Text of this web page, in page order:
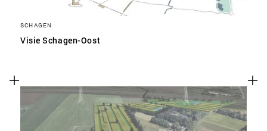
SCHAGEN
Visie Schagen-Oost